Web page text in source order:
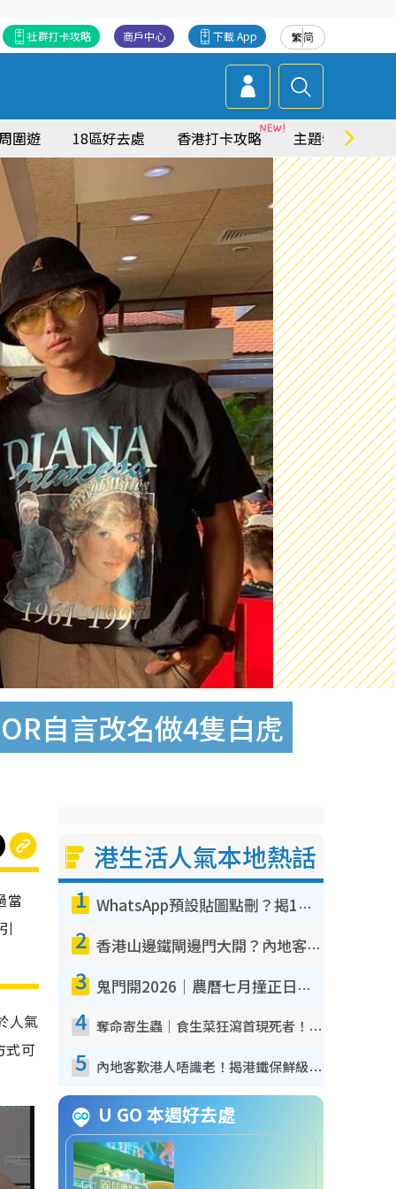
繁简
下載 App
商戶中心
社群打卡攻略
圍遊 18區好去處 香港打卡攻略 主題特集
自言改名做4隻白虎
當
人氣
式可
港生活人氣本地熱話
1 WhatsApp預設貼圖點刪？揭1招「反向操作」還原簡潔介面 附3步實測教學
2 香港山邊鐵閘邊門大開？內地客困惑意義何在！網民神回覆：呢種叫法理性防禦
3 鬼門開2026｜農曆七月撞正日全食特別邪？專家警告切忌做一事！揭4大禁忌+2招保平安
4 奪命寄生蟲｜食生菜狂瀉首現死者！疫潮惡化錄1.8萬宗病例 揭洗菜3大謬誤
5 內地客歎港人唔識老！揭港鐵保鮮級冷氣 港人求放過：咪投訴
U GO 本週好去處